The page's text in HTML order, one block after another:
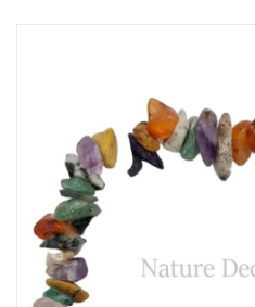
Prepareerbenodigdheden
Lijsten & Stolpen